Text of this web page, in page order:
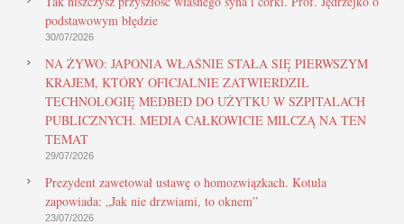
podstawowym błędzie
30/07/2026
NA ŻYWO: JAPONIA WŁAŚNIE STAŁA SIĘ PIERWSZYM
KRAJEM, KTÓRY OFICJALNIE ZATWIERDZIŁ
TECHNOLOGIĘ MEDBED DO UŻYTKU W SZPITALACH
PUBLICZNYCH. MEDIA CAŁKOWICIE MILCZĄ NA TEN
TEMAT
29/07/2026
Prezydent zawetował ustawę o homozwiązkach. Kotula
zapowiada: „Jak nie drzwiami, to oknem”
23/07/2026